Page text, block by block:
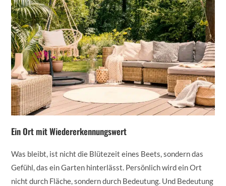
Ein Ort mit Wiedererkennungswert
Was bleibt, ist nicht die Blütezeit eines Beets, sondern das
Gefühl, das ein Garten hinterlässt. Persönlich wird ein Ort
nicht durch Fläche, sondern durch Bedeutung. Und Bedeutung